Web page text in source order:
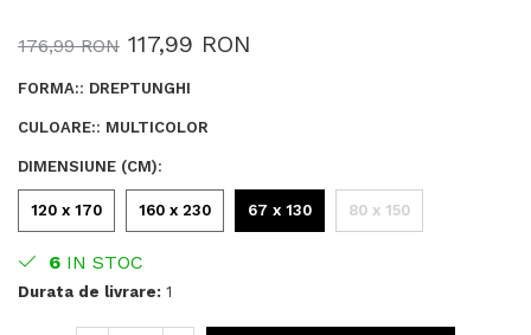
176,99 RON 117,99 RON
FORMA:: DREPTUNGHI
CULOARE:: MULTICOLOR
DIMENSIUNE (CM):
120 x 170 160 x 230 67 x 130 80 x 150
6 IN STOC
Durata de livrare: 1